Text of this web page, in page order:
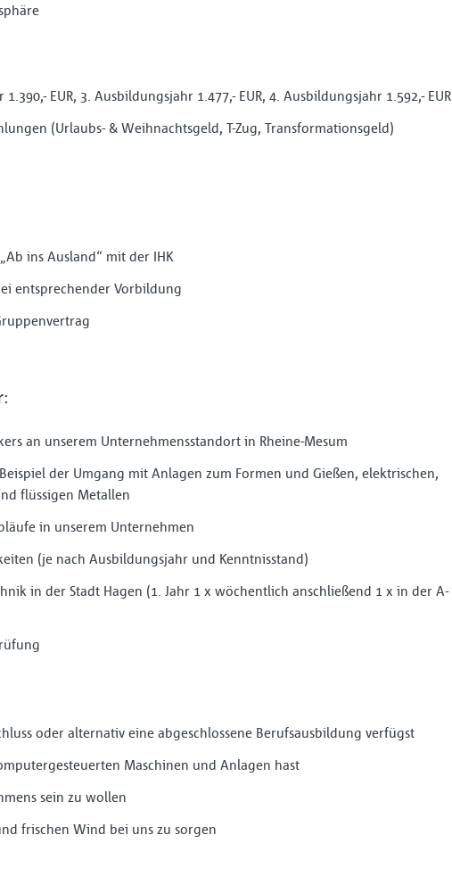
EUR, 3. Ausbildungsjahr 1.477,- EUR, 4. Ausbildungsjahr 1.592,- EUR
(Urlaubs- & Weihnachtsgeld, T-Zug, Transformationsgeld)
ins Ausland“ mit der IHK
entsprechender Vorbildung
an unserem Unternehmensstandort in Rheine-Mesum
der Umgang mit Anlagen zum Formen und Gießen, elektrischen,
flüssigen Metallen
in unserem Unternehmen
(je nach Ausbildungsjahr und Kenntnisstand)
in der Stadt Hagen (1. Jahr 1 x wöchentlich anschließend 1 x in der A-
oder alternativ eine abgeschlossene Berufsausbildung verfügst
Maschinen und Anlagen hast
sein zu wollen
frischen Wind bei uns zu sorgen